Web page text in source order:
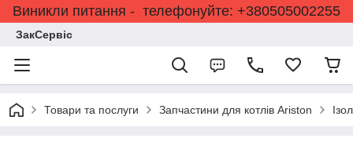
Виникли питання - телефонуйте: +380505002255
ЗакСервіс
Товари та послуги Запчастини для котлів Ariston